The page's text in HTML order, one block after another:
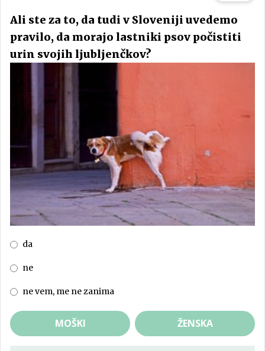
Ali ste za to, da tudi v Sloveniji uvedemo
pravilo, da morajo lastniki psov počistiti
urin svojih ljubljenčkov?
da
ne
ne vem, me ne zanima
MOŠKI ŽENSKA